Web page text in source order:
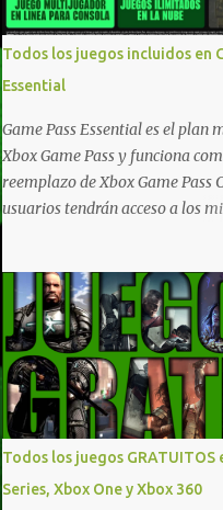
tenemos un listado de juegos
por acá . ¿Aún necesitas una
compras? Tenemos un tutorial
vídeo para que se quiten todas
generales de cómo hacer
Podes consultar un listado más
promociones desde xbox.com. El
tener actualizaciones regulares
ante cualquier error. Ofertas -
- México Ofertas - Estados
España Todas las ofertas de
también aplican a Xbox Series,
de los jue...
Todos los juegos incluidos en
Essential
Game Pass Essential es el plan
Xbox Game Pass y funciona
reemplazo de Xbox Game Pass
usuarios tendrán acceso a los
adicionales que fueron
recientemente. Essential
novedades una serie de
diferentes juegos free to play
Xbox y PC, que van desde
de personajes, paquetes de
emotes, monedas virtuales y
diferentes títulos. Todas estas
pueden reclamar desde la
Todos los juegos GRATUITOS
Series, Xbox One y Xbox 360